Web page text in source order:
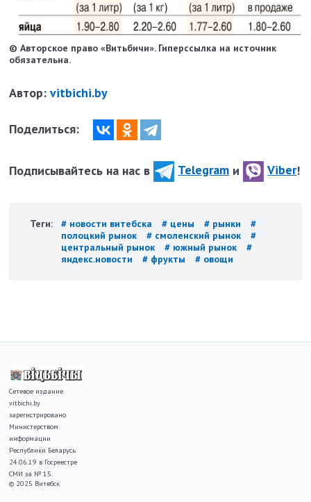
© Авторское право «Витьбичи». Гиперссылка на источник
обязательна.
Автор:vitbichi.by
Поделиться:
Подписывайтесь на нас в Telegram и Viber!
Теги: # новости витебска # цены # рынки
#
полоцкий рынок
# смоленский рынок
#
центральный рынок
# южный рынок
#
яндекс.новости
# фрукты # овощи
Сетевое издание
vitbichi.by
зарегистрировано
Министерством
информации
Республики Беларусь
24.06.19 в Госреестре
СМИ за № 15.
© 2025 Витебск